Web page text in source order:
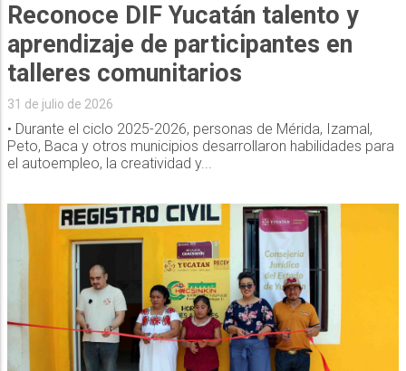
Reconoce DIF Yucatán talento y
aprendizaje de participantes en
talleres comunitarios
31 de julio de 2026
• Durante el ciclo 2025-2026, personas de Mérida, Izamal,
Peto, Baca y otros municipios desarrollaron habilidades para
el autoempleo, la creatividad y...